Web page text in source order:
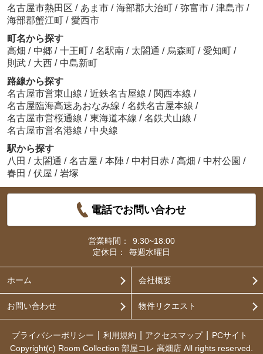
名古屋市熱田区 / あま市 / 海部郡大治町 / 弥富市 / 津島市 /
海部郡蟹江町 / 愛西市
町名から探す
高畑 / 中郷 / 十王町 / 名駅南 / 太閤通 / 烏森町 / 愛知町 /
則武 / 大西 / 中島新町
路線から探す
名古屋市営東山線 / 近鉄名古屋線 / 関西本線 /
名古屋臨海高速あおなみ線 / 名鉄名古屋本線 /
名古屋市営桜通線 / 東海道本線 / 名鉄犬山線 /
名古屋市営名港線 / 中央線
駅から探す
八田 / 太閤通 / 名古屋 / 本陣 / 中村日赤 / 高畑 / 中村公園 /
春田 / 伏屋 / 岩塚
電話でお問い合わせ
営業時間：
9:30~18:00
定休日：
毎週水曜日
ホーム 会社概要
お問い合わせ 物件リクエスト
プライバシーポリシー 利用規約 アクセスマップ
PCサイト
Copyright(c) Room Collection 部屋コレ 高畑店 All rights reserved.